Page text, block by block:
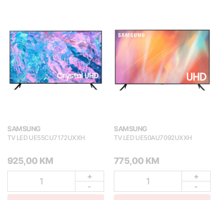
SAMSUNG
TV LED UE55CU7172UXXH
925,00 KM
1
+
-
SAMSUNG
TV LED UE50AU7092UXXH
775,00 KM
1
+
-